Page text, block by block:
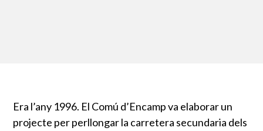
Era l’any 1996. El Comú d’Encamp va elaborar un
projecte per perllongar la carretera secundaria dels